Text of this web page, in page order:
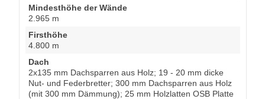
Mindesthöhe der Wände
2.965 m
Firsthöhe
4.800 m
Dach
2x135 mm Dachsparren aus Holz; 19 - 20 mm dicke
Nut- und Federbretter; 300 mm Dachsparren aus Holz
(mit 300 mm Dämmung); 25 mm Holzlatten OSB Platte